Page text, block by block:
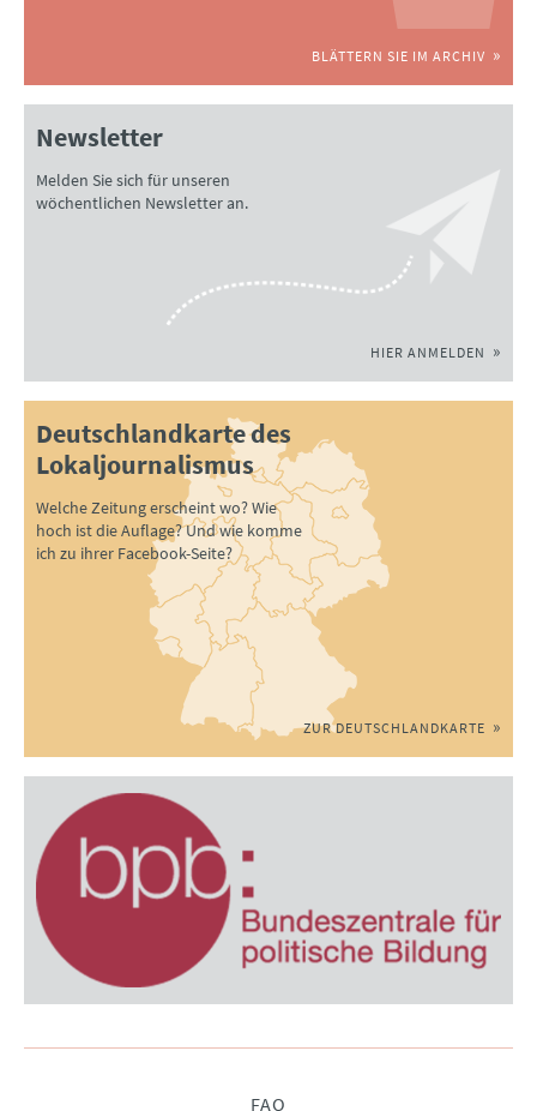
BLÄTTERN SIE IM ARCHIV
Newsletter
Melden Sie sich für unseren
wöchentlichen Newsletter an.
HIER ANMELDEN
Deutschlandkarte des
Lokaljournalismus
Welche Zeitung erscheint wo? Wie
hoch ist die Auflage? Und wie komme
ich zu ihrer Facebook-Seite?
ZUR DEUTSCHLANDKARTE
FAQ